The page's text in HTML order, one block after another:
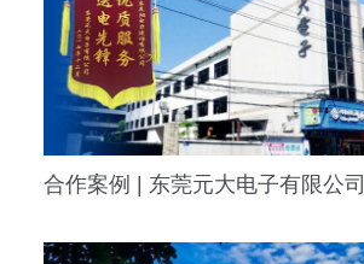
合作案例 | 东莞元大电子有限公司